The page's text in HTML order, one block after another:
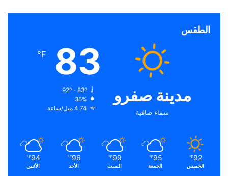
الطقس
مدينة صفرو
سماء صافية
83
℉
92º - 83º
36%
4.74 ميل/ساعة
92
℉
الخميس
95
℉
الجمعة
99
℉
السبت
96
℉
الأحد
94
℉
الأثنين